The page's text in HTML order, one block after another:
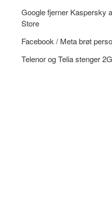
Google fjerner Kaspersky
Store
Facebook / Meta brøt
Telenor og Telia stenger